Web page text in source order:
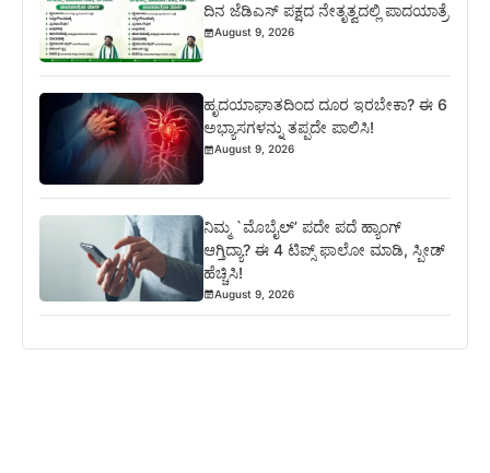
ದಿನ ಜೆಡಿಎಸ್ ಪಕ್ಷದ ನೇತೃತ್ವದಲ್ಲಿ ಪಾದಯಾತ್ರೆ
August 9, 2026
ಹೃದಯಾಘಾತದಿಂದ ದೂರ ಇರಬೇಕಾ? ಈ 6
ಅಭ್ಯಾಸಗಳನ್ನು ತಪ್ಪದೇ ಪಾಲಿಸಿ!
August 9, 2026
ನಿಮ್ಮ `ಮೊಬೈಲ್’ ಪದೇ ಪದೆ ಹ್ಯಾಂಗ್
ಆಗ್ತಿದ್ಯಾ? ಈ 4 ಟಿಪ್ಸ್ ಫಾಲೋ ಮಾಡಿ, ಸ್ಪೀಡ್
ಹೆಚ್ಚಿಸಿ!
August 9, 2026